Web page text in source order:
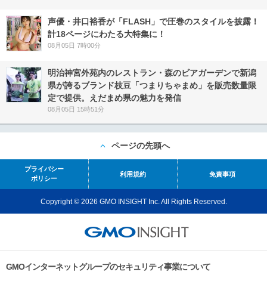
声優・井口裕香が「FLASH」で圧巻のスタイルを披露！
計18ページにわたる大特集に！
08月05日 7時00分
明治神宮外苑内のレストラン・森のビアガーデンで新潟
県が誇るブランド枝豆「つまりちゃまめ」を販売数量限
定で提供。えだまめ県の魅力を発信
08月05日 15時51分
ページの先頭へ
プライバシー
ポリシー
利用規約 免責事項
Copyright © 2026 GMO INSIGHT Inc. All Rights Reserved.
GMOインターネットグループのセキュリティ事業について